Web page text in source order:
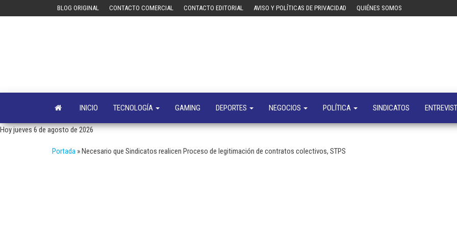
BLOG ORIGINAL CONTACTO COMERCIAL CONTACTO EDITORIAL AVISO Y POLÍTICAS DE PRIVACIDAD QUIÉNES SOMOS
negocios
INICIO TECNOLOGÍA GAMING DEPORTES NEGOCIOS POLÍTICA SINDICATOS
Hoy jueves 6 de agosto de 2026
Portada »Necesario que Sindicatos realicen Proceso de legitimación de contratos colectivos, STPS